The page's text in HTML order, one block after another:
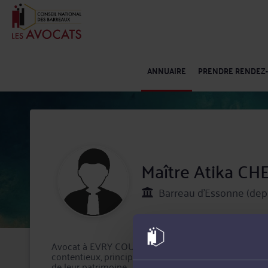
ANNUAIRE PRENDRE
Maître Atika
Barreau d'Essonne
Avocat à EVRY COURCOURONNES, Maître Atika
contentieux, principalement en Droit pénal, Droit